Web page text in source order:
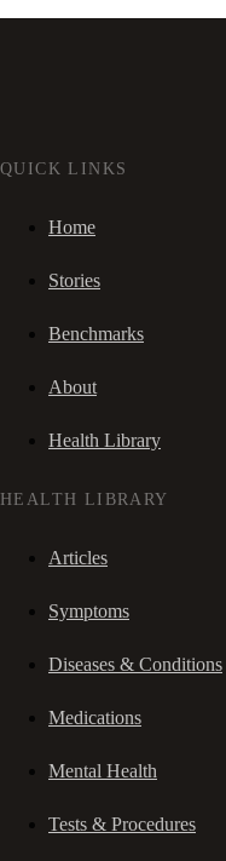
QUICK LINKS
Home
Stories
Benchmarks
About
Health Library
HEALTH LIBRARY
Articles
Symptoms
Diseases & Conditions
Medications
Mental Health
Tests & Procedures